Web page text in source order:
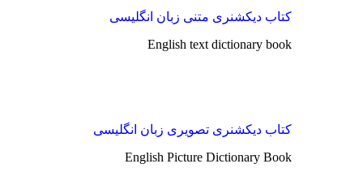
کتاب دیکشنری متنی زبان انگلیسی
English text dictionary book
کتاب دیکشنری تصویری زبان انگلیسی
English Picture Dictionary Book